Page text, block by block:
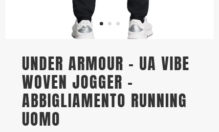
UNDER ARMOUR – UA VIBE
WOVEN JOGGER –
ABBIGLIAMENTO RUNNING
UOMO